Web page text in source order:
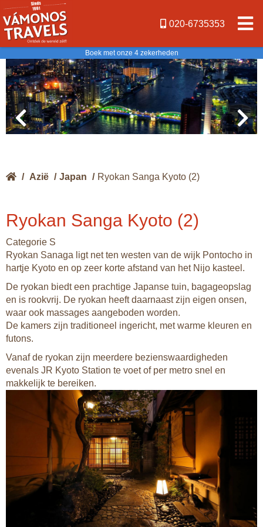
020-6735353
Boek met onze 4 zekerheden
/ Azië / Japan / Ryokan Sanga Kyoto (2)
Ryokan Sanga Kyoto (2)
Categorie S
Ryokan Sanaga ligt net ten westen van de wijk Pontocho in
hartje Kyoto en op zeer korte afstand van het Nijo kasteel.
De ryokan biedt een prachtige Japanse tuin, bagageopslag
en is rookvrij. De ryokan heeft daarnaast zijn eigen onsen,
waar ook massages aangeboden worden.
De kamers zijn traditioneel ingericht, met warme kleuren en
futons.
Vanaf de ryokan zijn meerdere bezienswaardigheden
evenals JR Kyoto Station te voet of per metro snel en
makkelijk te bereiken.